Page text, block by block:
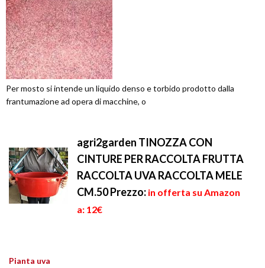
Per mosto si intende un liquido denso e torbido prodotto dalla
frantumazione ad opera di macchine, o
agri2garden TINOZZA CON
CINTURE PER RACCOLTA FRUTTA
RACCOLTA UVA RACCOLTA MELE
CM.50Prezzo: in offerta su Amazon
a: 12€
Pianta uva